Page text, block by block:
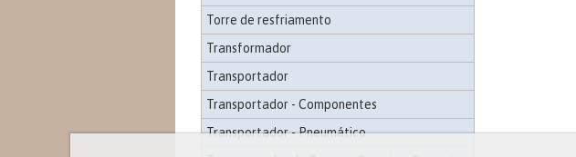
Torre de resfriamento
Transformador
Transportador
Transportador - Componentes
Transportador - Pneumático